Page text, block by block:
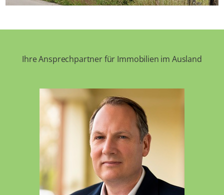
Ihre Ansprechpartner für Immobilien im Ausland